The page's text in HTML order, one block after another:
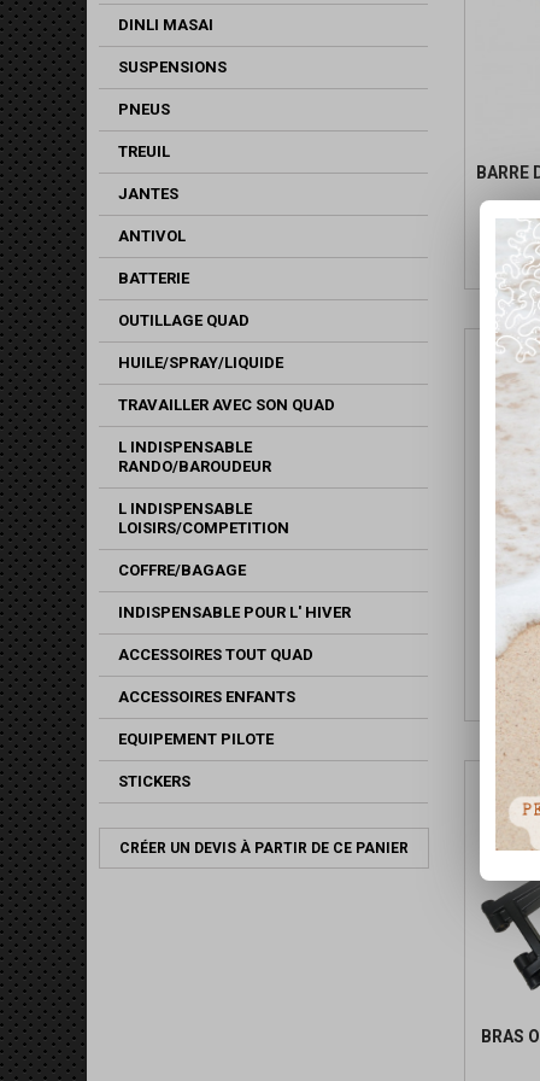
DINLI MASAI
SUSPENSIONS
PNEUS
TREUIL
JANTES
ANTIVOL
BATTERIE
OUTILLAGE QUAD
HUILE/SPRAY/LIQUIDE
TRAVAILLER AVEC SON QUAD
L INDISPENSABLE
RANDO/BAROUDEUR
L INDISPENSABLE
LOISIRS/COMPETITION
COFFRE/BAGAGE
INDISPENSABLE POUR L' HIVER
ACCESSOIRES TOUT QUAD
ACCESSOIRES ENFANTS
EQUIPEMENT PILOTE
STICKERS
CRÉER UN DEVIS À PARTIR DE CE PANIER
BARRE
JOINT
BRAS